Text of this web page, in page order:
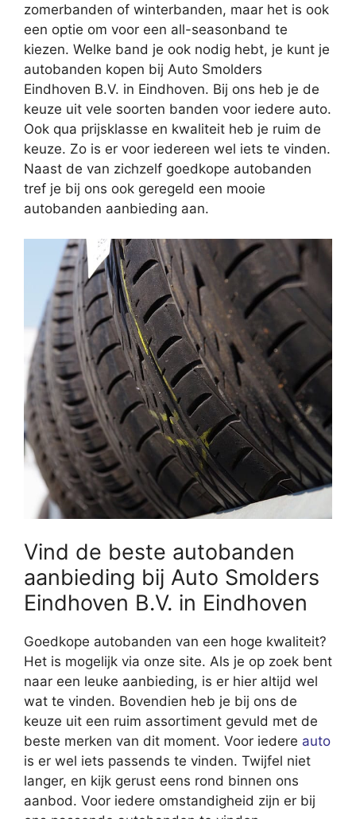
zomerbanden of winterbanden, maar het is ook
een optie om voor een all-seasonband te
kiezen. Welke band je ook nodig hebt, je kunt je
autobanden kopen bij Auto Smolders
Eindhoven B.V. in Eindhoven. Bij ons heb je de
keuze uit vele soorten banden voor iedere auto.
Ook qua prijsklasse en kwaliteit heb je ruim de
keuze. Zo is er voor iedereen wel iets te vinden.
Naast de van zichzelf goedkope autobanden
tref je bij ons ook geregeld een mooie
autobanden aanbieding aan.
Vind de beste autobanden
aanbieding bij Auto Smolders
Eindhoven B.V. in Eindhoven
Goedkope autobanden van een hoge kwaliteit?
Het is mogelijk via onze site. Als je op zoek bent
naar een leuke aanbieding, is er hier altijd wel
wat te vinden. Bovendien heb je bij ons de
keuze uit een ruim assortiment gevuld met de
beste merken van dit moment. Voor iedere auto
is er wel iets passends te vinden. Twijfel niet
langer, en kijk gerust eens rond binnen ons
aanbod. Voor iedere omstandigheid zijn er bij